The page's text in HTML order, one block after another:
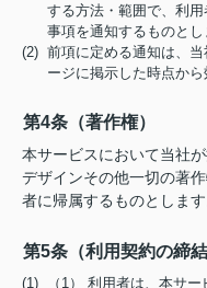
する方法・範囲で、利
事項を通知するものとし
(2) 前項に定める通知は、
ージに掲示した時点から
第4条（著作権）
本サービスにおいて当社
デザインその他一切の著
者に帰属するものとします
第5条（利用契約の締結
(1) （1） 利用者は、本サー